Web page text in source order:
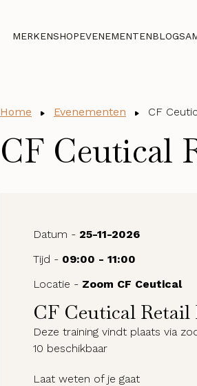
MERKENSHOPEVENEMENTENBLOG
Home Evenementen CF
CF Ceutical
Datum - 25-11-2026
Tijd - 09:00 - 11:00
Locatie - Zoom CF Ceutical
CF Ceutical Retail
Deze training vindt plaats via
10 beschikbaar
Laat weten of je gaat